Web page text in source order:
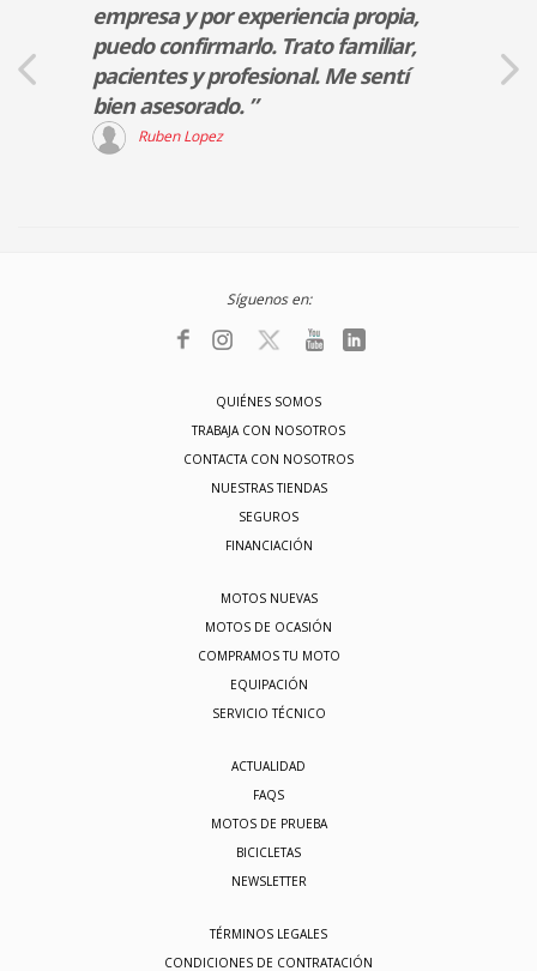
empresa y por experiencia propia,
puedo confirmarlo. Trato familiar,
pacientes y profesional. Me sentí
bien asesorado. ”
Ruben Lopez
Síguenos en:
QUIÉNES SOMOS
TRABAJA CON NOSOTROS
CONTACTA CON NOSOTROS
NUESTRAS TIENDAS
SEGUROS
FINANCIACIÓN
MOTOS NUEVAS
MOTOS DE OCASIÓN
COMPRAMOS TU MOTO
EQUIPACIÓN
SERVICIO TÉCNICO
ACTUALIDAD
FAQS
MOTOS DE PRUEBA
BICICLETAS
NEWSLETTER
TÉRMINOS LEGALES
CONDICIONES DE CONTRATACIÓN